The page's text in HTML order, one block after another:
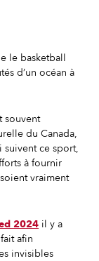
le basketball
d’un océan à
souvent
du Canada,
suivent ce sport,
à fournir
vraiment
2024 il y a
afin
invisibles